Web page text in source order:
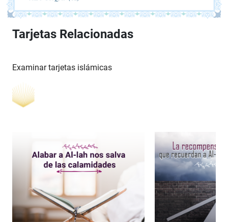
Tarjetas Relacionadas
Examinar tarjetas islámicas